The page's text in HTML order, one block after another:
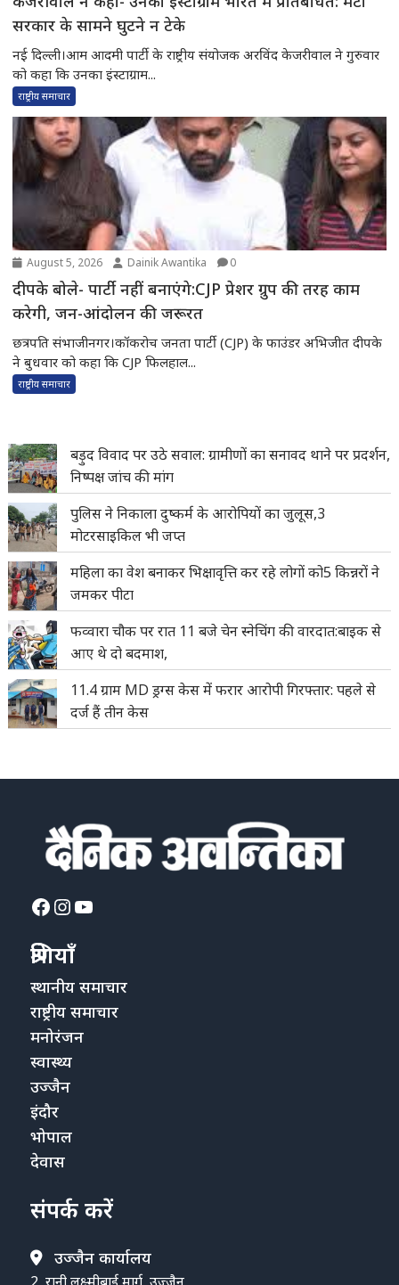
सरकार के सामने घुटने न टेके
नई दिल्ली।आम आदमी पार्टी के राष्ट्रीय संयोजक अरविंद केजरीवाल ने गुरुवार
को कहा कि उनका इंस्टाग्राम...
राष्ट्रीय समाचार
August 5, 2026 Dainik Awantika 0
दीपके बोले- पार्टी नहीं बनाएंगे:CJP प्रेशर ग्रुप की तरह काम
करेगी, जन-आंदोलन की जरूरत
छत्रपति संभाजीनगर।कॉकरोच जनता पार्टी (CJP) के फाउंडर अभिजीत दीपके
ने बुधवार को कहा कि CJP फिलहाल...
राष्ट्रीय समाचार
बड़ुद विवाद पर उठे सवाल: ग्रामीणों का सनावद थाने पर प्रदर्शन,
निष्पक्ष जांच की मांग
पुलिस ने निकाला दुष्कर्म के आरोपियों का जुलूस,3
मोटरसाइकिल भी जप्त
महिला का वेश बनाकर भिक्षावृत्ति कर रहे लोगों को5 किन्नरों ने
जमकर पीटा
फव्वारा चौक पर रात 11 बजे चेन स्नेचिंग की वारदात:बाइक से
आए थे दो बदमाश,
11.4 ग्राम MD ड्रग्स केस में फरार आरोपी गिरफ्तार: पहले से
दर्ज हैं तीन केस
Facebook
Instagram
YouTube
श्रेणियाँ
स्थानीय समाचार
राष्ट्रीय समाचार
मनोरंजन
स्वास्थ्य
उज्जैन
इंदौर
भोपाल
देवास
संपर्क करें
उज्जैन कार्यालय